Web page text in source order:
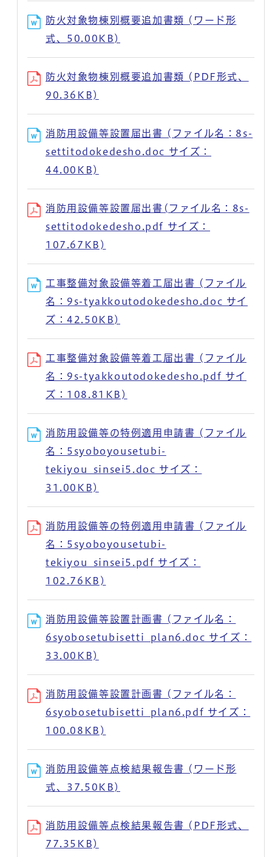
防火対象物棟別概要追加書類 (ワード形
式、50.00KB)
防火対象物棟別概要追加書類 (PDF形式、
90.36KB)
消防用設備等設置届出書 (ファイル名：8s-
settitodokedesho.doc サイズ：
44.00KB)
消防用設備等設置届出書(ファイル名：8s-
settitodokedesho.pdf サイズ：
107.67KB)
工事整備対象設備等着工届出書 (ファイル
名：9s-tyakkoutodokedesho.doc サイ
ズ：42.50KB)
工事整備対象設備等着工届出書 (ファイル
名：9s-tyakkoutodokedesho.pdf サイ
ズ：108.81KB)
消防用設備等の特例適用申請書 (ファイル
名：5syoboyousetubi-
tekiyou_sinsei5.doc サイズ：
31.00KB)
消防用設備等の特例適用申請書 (ファイル
名：5syoboyousetubi-
tekiyou_sinsei5.pdf サイズ：
102.76KB)
消防用設備等設置計画書 (ファイル名：
6syobosetubisetti_plan6.doc サイズ：
33.00KB)
消防用設備等設置計画書 (ファイル名：
6syobosetubisetti_plan6.pdf サイズ：
100.08KB)
消防用設備等点検結果報告書 (ワード形
式、37.50KB)
消防用設備等点検結果報告書 (PDF形式、
77.35KB)